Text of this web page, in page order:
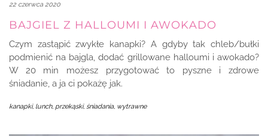
22 czerwca 2020
BAJGIEL Z HALLOUMI I AWOKADO
Czym zastąpić zwykłe kanapki? A gdyby tak chleb/bułki
podmienić na bajgla, dodać grillowane halloumi i awokado?
W 20 min możesz przygotować to pyszne i zdrowe
śniadanie, a ja ci pokażę jak.
kanapki, lunch, przekąski, śniadania, wytrawne